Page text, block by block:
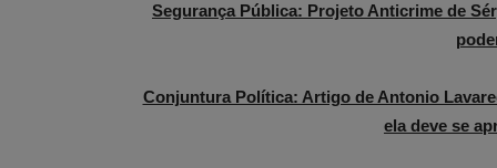
Segurança Pública: Projeto Anticrime de
Conjuntura Política: Artigo de Antonio
ela deve se